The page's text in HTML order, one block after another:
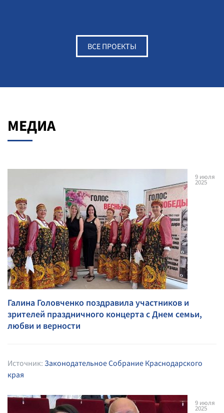
ВСЕ ПРОЕКТЫ
МЕДИА
9 июля
2025
Галина Головченко поздравила участников и
зрителей праздничного концерта с Днем семьи,
любви и верности
Источник: Законодательное Собрание Краснодарского
края
9 июля
2025